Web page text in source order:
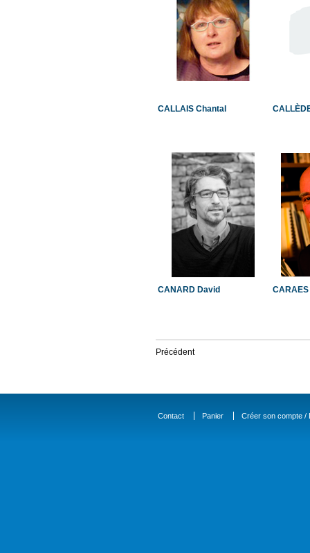
CALLAIS Chantal
CANARD David
Précédent
Contact Panier Créer son compte /